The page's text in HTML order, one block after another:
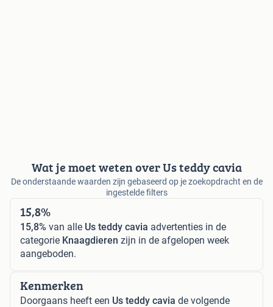
Wat je moet weten over Us teddy cavia
De onderstaande waarden zijn gebaseerd op je zoekopdracht en de
ingestelde filters
15,8%
15,8% van alle Us teddy cavia advertenties in de
categorie Knaagdieren zijn in de afgelopen week
aangeboden.
Kenmerken
Doorgaans heeft een Us teddy cavia de volgende